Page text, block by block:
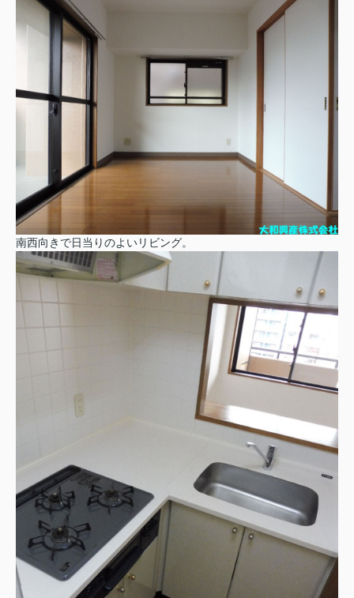
南西向きで日当りのよいリビング。